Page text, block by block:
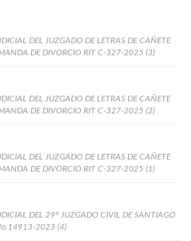
DEL JUZGADO DE LETRAS DE CAÑETE
DE DIVORCIO RIT C-327-2025 (3)
DEL JUZGADO DE LETRAS DE CAÑETE
DE DIVORCIO RIT C-327-2025 (2)
DEL JUZGADO DE LETRAS DE CAÑETE
DE DIVORCIO RIT C-327-2025 (1)
DEL 29° JUZGADO CIVIL DE SANTIAGO
2023 (4)